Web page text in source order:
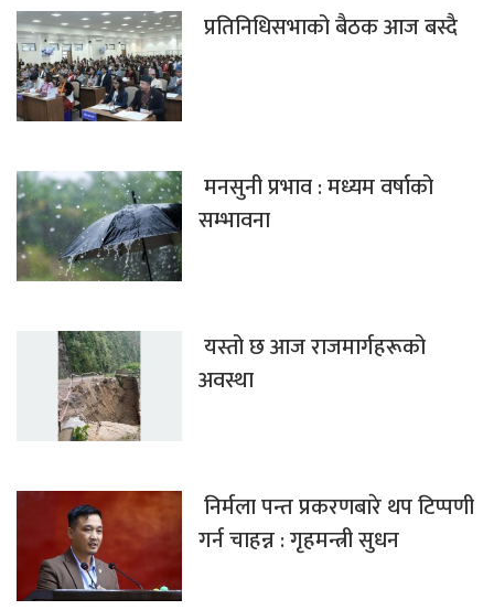
प्रतिनिधिसभाको बैठक आज बस्दै
मनसुनी प्रभाव : मध्यम वर्षाको
सम्भावना
यस्तो छ आज राजमार्गहरूको
अवस्था
निर्मला पन्त प्रकरणबारे थप टिप्पणी
गर्न चाहन्न : गृहमन्त्री सुधन